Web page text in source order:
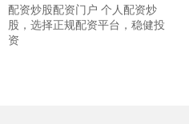
配资炒股配资门户 个人配资炒
股，选择正规配资平台，稳健投
资